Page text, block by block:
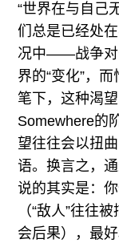
“世界在与自己
们总是已经处
况中——战争对
界的“变化”，
笔下，这种渴
Somewhere的
望往往会以扭
语。换言之，
说的其实是：
（“敌人”往往
会后果），最